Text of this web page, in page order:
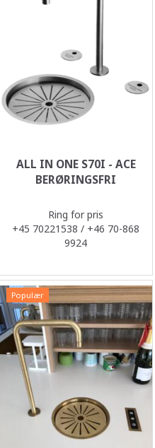
ALL IN ONE S70I - ACE
BERØRINGSFRI
Ring for pris
+45 70221538 / +46 70-868
9924
Populær